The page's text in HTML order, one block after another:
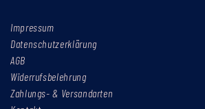
Impressum
Datenschutzerklärung
AGB
Widerrufsbelehrung
Zahlungs- & Versandarten